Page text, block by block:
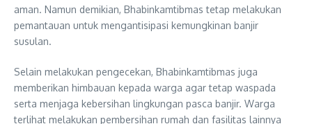
aman. Namun demikian, Bhabinkamtibmas tetap melakukan
pemantauan untuk mengantisipasi kemungkinan banjir
susulan.
Selain melakukan pengecekan, Bhabinkamtibmas juga
memberikan himbauan kepada warga agar tetap waspada
serta menjaga kebersihan lingkungan pasca banjir. Warga
terlihat melakukan pembersihan rumah dan fasilitas lainnya